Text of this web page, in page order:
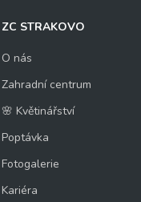
ZC STRAKOVO
O nás
Zahradní centrum
🌸 Květinářství
Poptávka
Fotogalerie
Kariéra